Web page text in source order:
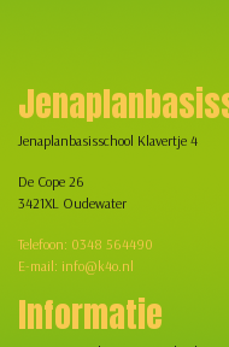
Jenaplanbasisschool Klavertje 4
De Cope 26
3421XL Oudewater
Telefoon: 0348 564490
E-mail: info@k4o.nl
Informatie